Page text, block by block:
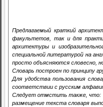
Предлагаемый краткий
факультетов, так и для
архитектуры и
специальной литературой на
просто объясняются словесно,
Словарь построен по принципу
Для удобства пользования
соответствии с русским
Следует отмстить также, что:
размещение текста словаря